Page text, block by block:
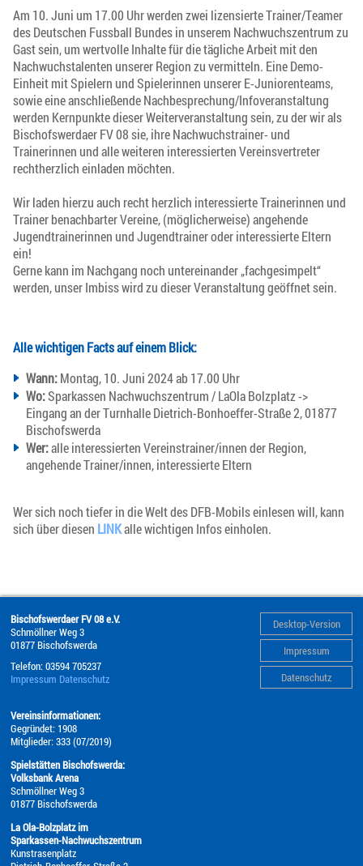
Am 10. Juni um 17.00 Uhr werden zwei lizensierte Trainer/Teamer
des Deutschen Fussball Bundes in unserem Nachwuchszentrum zu
Gast sein, um wertvolle Inhalte für die tägliche Arbeit mit den
Nachwuchstalenten unserer Region zu vermitteln. Eine Demo-
Einheit mit Spielern und Spielerinnen unserer E-Juniorenteams,
sowie eine anschließende Nachbesprechung/Infoveranstaltung
werden Kernpunkte dieser Weiterveranstaltung sein, zu der wir als
Bischofswerdaer FV 08 sie, ihre Nachwuchstrainer- und
Trainerinnen und alle weiteren interessierten Vereinsvertreter
rechtherzlich einladen möchten.
Wir laden hierzu auch recht herzlich interessierte Trainerinnen und
Trainer benachbarter Vereine, (möglicherweise) angehende
Jugendtrainerinnen und Jugendtrainer oder interessierte Eltern
ein!
Gerne kann im Nachgang noch untereinander „fachgesimpelt“
werden, unser Imbiss wird zu dieser Veranstaltung geöffnet sein.
Alle wichtigen Facts auf einem Blick:
Wann:Montag, 10. Juni 2024 ab 17.00 Uhr
Wo:Sparkassen Nachwuchszentrum / LaOla Bolzplatz ->
Eingang an der Turnhalle Dietrich-Bonhoeffer-Straße 2, 01877
Bischofswerda
Wer:alle interessierten Vereinstrainer/innen der Region,
angehende Trainer/innen, interessierte Eltern
Wer sich noch tiefer in die Welt des DFB-Mobils einlesen will, kann
sich über diesen LINKalle wichtigen Infos einholen.
Desktop-Version
Impressum
Datenschutz
Bischofswerdaer FV 08 e.V.
Schmöllner Weg 3
01877 Bischofswerda
Telefon:03594 705237
Impressum Datenschutz
Vereinsinformationen:
Gegründet: 1908
Mitglieder: 333 (07/2019)
Spielstätten Bischofswerda:
Volksbank Arena
Schmöllner Weg 3
01877 Bischofswerda
La Ola-Bolzplatz im
Sparkassen-Nachwuchszentrum
Kunstrasenplatz